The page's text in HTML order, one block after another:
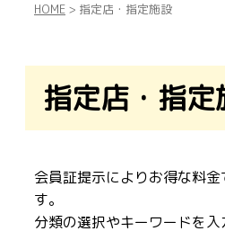
HOME > 指定店・指定施設
指定店・指
会員証提示によりお得な料
す。
分類の選択やキーワードを入